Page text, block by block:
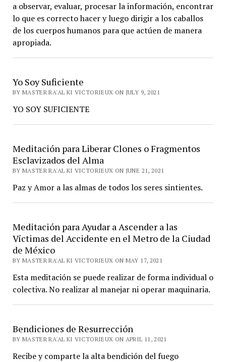
a observar, evaluar, procesar la información, encontrar
lo que es correcto hacer y luego dirigir a los caballos
de los cuerpos humanos para que actúen de manera
apropiada.
Yo Soy Suficiente
BY MASTER RA'AL KI VICTORIEUX ON JULY 9, 2021
YO SOY SUFICIENTE
Meditación para Liberar Clones o Fragmentos
Esclavizados del Alma
BY MASTER RA'AL KI VICTORIEUX ON JUNE 21, 2021
Paz y Amor a las almas de todos los seres sintientes.
Meditación para Ayudar a Ascender a las
Víctimas del Accidente en el Metro de la Ciudad
de México
BY MASTER RA'AL KI VICTORIEUX ON MAY 17, 2021
Esta meditación se puede realizar de forma individual o
colectiva. No realizar al manejar ni operar maquinaria.
Bendiciones de Resurrección
BY MASTER RA'AL KI VICTORIEUX ON APRIL 11, 2021
Recibe y comparte la alta bendición del fuego